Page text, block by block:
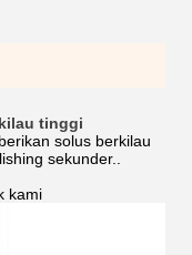
tinggi
solus berkilau
sekunder..
kami